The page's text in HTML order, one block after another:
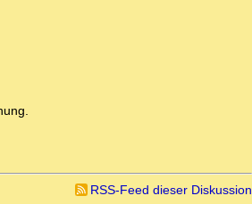
RSS-Feed dieser Diskussion